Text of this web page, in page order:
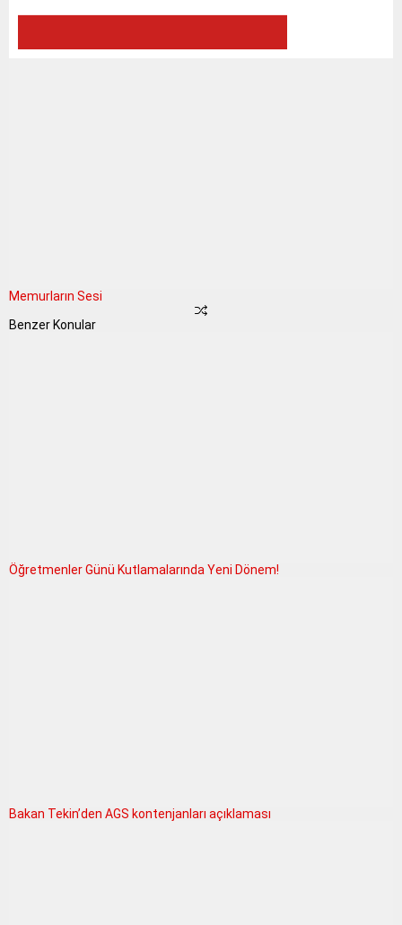
Memurların Sesi
Benzer Konular
Öğretmenler Günü Kutlamalarında Yeni Dönem!
Bakan Tekin’den AGS kontenjanları açıklaması